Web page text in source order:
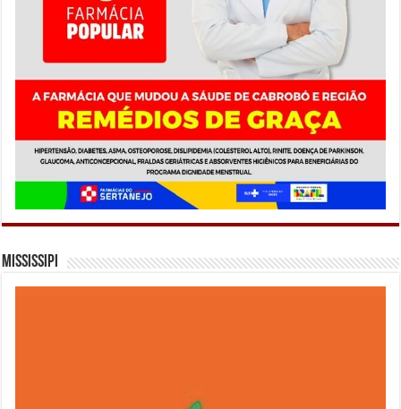
Mississipi